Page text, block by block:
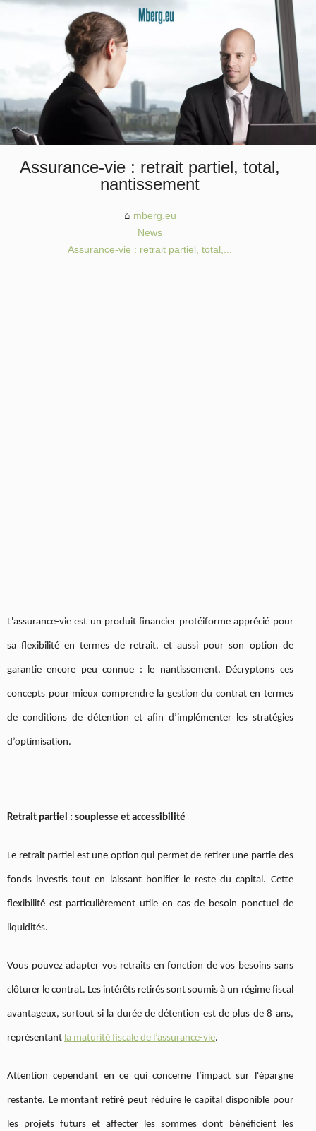
Assurance-vie : retrait partiel, total,
nantissement
mberg.eu
News
Assurance-vie : retrait partiel, total,...
L'assurance-vie est un produit financier protéiforme apprécié pour
sa flexibilité en termes de retrait, et aussi pour son option de
garantie encore peu connue : le nantissement. Décryptons ces
concepts pour mieux comprendre la gestion du contrat en termes
de conditions de détention et afin d’implémenter les stratégies
d’optimisation.
Retrait partiel : souplesse et accessibilité
Le retrait partiel est une option qui permet de retirer une partie des
fonds investis tout en laissant bonifier le reste du capital. Cette
flexibilité est particulièrement utile en cas de besoin ponctuel de
liquidités.
Vous pouvez adapter vos retraits en fonction de vos besoins sans
clôturer le contrat. Les intérêts retirés sont soumis à un régime fiscal
avantageux, surtout si la durée de détention est de plus de 8 ans,
représentant la maturité fiscale de l’assurance-vie.
Attention cependant en ce qui concerne l’impact sur l'épargne
restante. Le montant retiré peut réduire le capital disponible pour
les projets futurs et affecter les sommes dont bénéficient les